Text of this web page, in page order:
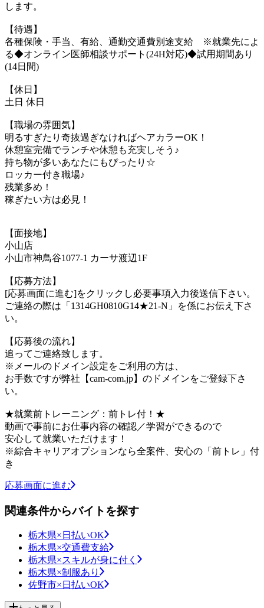
します。
【待遇】
各種保険・手当、有給、通勤交通費別途支給 ※就業先によ
る◆オンライン医師相談サポート(24H対応)◆試用期間あり
(14日間)
【休日】
土日 休日
【職場の雰囲気】
明るすぎたり奇抜過ぎなければヘアカラーOK！
休憩室完備でランチや休憩も充実しそう♪
持ち物が多いあなたにもぴったり☆
ロッカー付き職場♪
残業多め！
稼ぎたい方は必見！
【面接地】
小山店
小山市神鳥谷1077-1 カーサ渡辺1F
【応募方法】
[応募画面に進む]をクリックし必要事項入力後送信下さい。
ご連絡の際は「1314GH0810G14★21-N」を係にお伝え下さ
い。
【応募後の流れ】
追ってご連絡致します。
※メールのドメイン設定をご利用の方は、
お手数ですが弊社【cam-com.jp】のドメインをご登録下さ
い。
★就業前トレーニング：前トレ付！★
動画で事前にお仕事内容の確認／学習ができるので
安心して就業いただけます！
※綜合キャリアオプションなら全案件、安心の「前トレ」付
き
応募画面に進む
関連条件からバイトを探す
栃木県×日払いOK
栃木県×交通費支給
栃木県×スキルが身に付く
栃木県×制服あり
佐野市×日払いOK